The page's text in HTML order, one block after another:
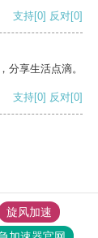
支持[0] 反对[0]
分享生活点滴。
支持[0] 反对[0]
旋风加速